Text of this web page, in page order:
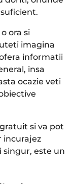
ora si
imagina
informatii
insa
ocazie veti
si va pot
incurajez
singur, este un